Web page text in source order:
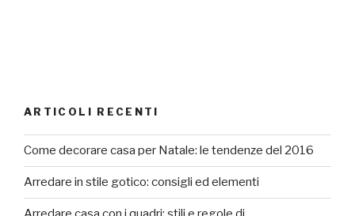
ARTICOLI RECENTI
Come decorare casa per Natale: le tendenze del 2016
Arredare in stile gotico: consigli ed elementi